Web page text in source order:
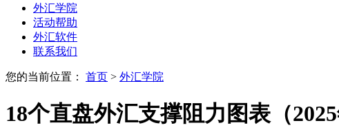
外汇学院
活动帮助
外汇软件
联系我们
您的当前位置： 首页 > 外汇学院
18个直盘外汇支撑阻力图表（2025